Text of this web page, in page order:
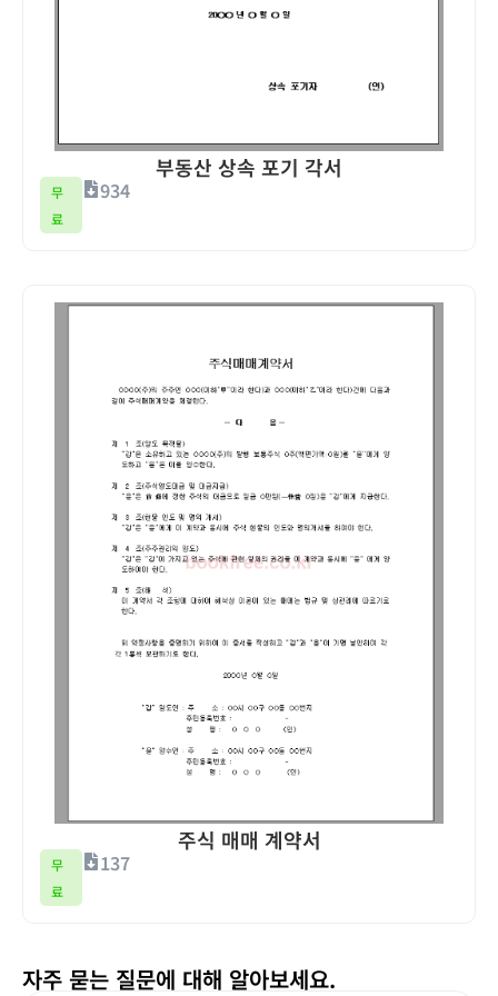
부동산 상속 포기 각서
무
료
934
주식 매매 계약서
무
료
137
자주 묻는 질문에 대해 알아보세요.